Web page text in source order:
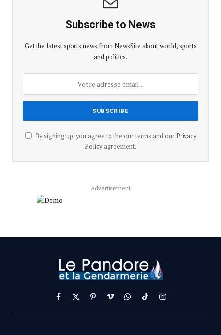
Subscribe to News
Get the latest sports news from NewsSite about world, sports
and politics.
By signing up, you agree to the our terms and our Privacy
Policyagreement.
Advertisement
Facebook
X
(Twitter)
PinterestVimeoWhatsApp
TikTokInstagram